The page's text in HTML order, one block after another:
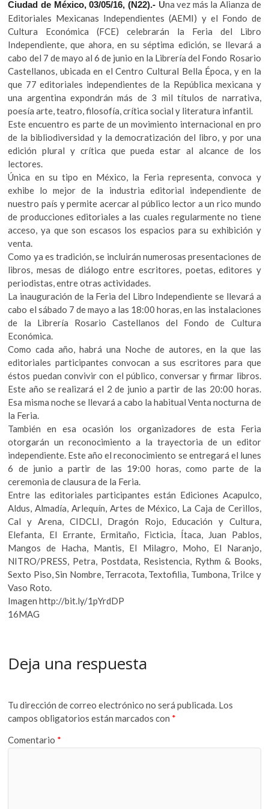
k
o
b
o
o
k
er s
A
p
p
Ciudad de México, 03/05/16, (N22).- Una vez más la Alianza de
Editoriales Mexicanas Independientes (AEMI) y el Fondo de
Cultura Económica (FCE) celebrarán la Feria del Libro
Independiente, que ahora, en su séptima edición, se llevará a
cabo del 7 de mayo al 6 de junio en la Librería del Fondo Rosario
Castellanos, ubicada en el Centro Cultural Bella Época, y en la
que 77 editoriales independientes de la República mexicana y
una argentina expondrán más de 3 mil títulos de narrativa,
poesía arte, teatro, filosofía, crítica social y literatura infantil.
Este encuentro es parte de un movimiento internacional en pro
de la bibliodiversidad y la democratización del libro, y por una
edición plural y crítica que pueda estar al alcance de los
lectores.
Única en su tipo en México, la Feria representa, convoca y
exhibe lo mejor de la industria editorial independiente de
nuestro país y permite acercar al público lector a un rico mundo
de producciones editoriales a las cuales regularmente no tiene
acceso, ya que son escasos los espacios para su exhibición y
venta.
Como ya es tradición, se incluirán numerosas presentaciones de
libros, mesas de diálogo entre escritores, poetas, editores y
periodistas, entre otras actividades.
La inauguración de la Feria del Libro Independiente se llevará a
cabo el sábado 7 de mayo a las 18:00 horas, en las instalaciones
de la Librería Rosario Castellanos del Fondo de Cultura
Económica.
Como cada año, habrá una Noche de autores, en la que las
editoriales participantes convocan a sus escritores para que
éstos puedan convivir con el público, conversar y firmar libros.
Este año se realizará el 2 de junio a partir de las 20:00 horas.
Esa misma noche se llevará a cabo la habitual Venta nocturna de
la Feria.
También en esa ocasión los organizadores de esta Feria
otorgarán un reconocimiento a la trayectoria de un editor
independiente. Este año el reconocimiento se entregará el lunes
6 de junio a partir de las 19:00 horas, como parte de la
ceremonia de clausura de la Feria.
Entre las editoriales participantes están Ediciones Acapulco,
Aldus, Almadía, Arlequín, Artes de México, La Caja de Cerillos,
Cal y Arena, CIDCLI, Dragón Rojo, Educación y Cultura,
Elefanta, El Errante, Ermitaño, Ficticia, Ítaca, Juan Pablos,
Mangos de Hacha, Mantis, El Milagro, Moho, El Naranjo,
NITRO/PRESS, Petra, Postdata, Resistencia, Rythm & Books,
Sexto Piso, Sin Nombre, Terracota, Textofilia, Tumbona, Trilce y
Vaso Roto.
Imagen http://bit.ly/1pYrdDP
16MAG
Deja una respuesta
Tu dirección de correo electrónico no será publicada. Los
campos obligatorios están marcados con *
Comentario *